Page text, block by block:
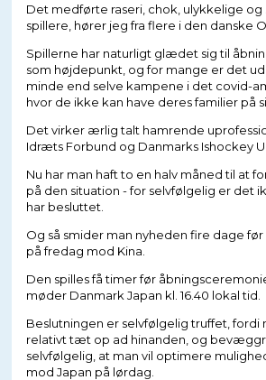
Det medførte raseri, chok, ulykkelige
spillere, hører jeg fra flere i den danske
Spillerne har naturligt glædet sig til
som højdepunkt, og for mange er det
minde end selve kampene i det covid-
hvor de ikke kan have deres familier på
Det virker ærlig talt hamrende
Idræts Forbund og Danmarks Ishockey
Nu har man haft to en halv måned til at
på den situation - for selvfølgelig er det
har besluttet.
Og så smider man nyheden fire dage
på fredag mod Kina.
Den spilles få timer før
møder Danmark Japan kl. 16.40 lokal tid.
Beslutningen er selvfølgelig truffet, fordi
relativt tæt op ad hinanden, og
selvfølgelig, at man vil optimere
mod Japan på lørdag.